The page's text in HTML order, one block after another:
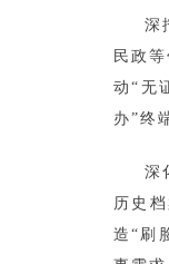
深
民政
动“无
办”终
深
历史
造“刷